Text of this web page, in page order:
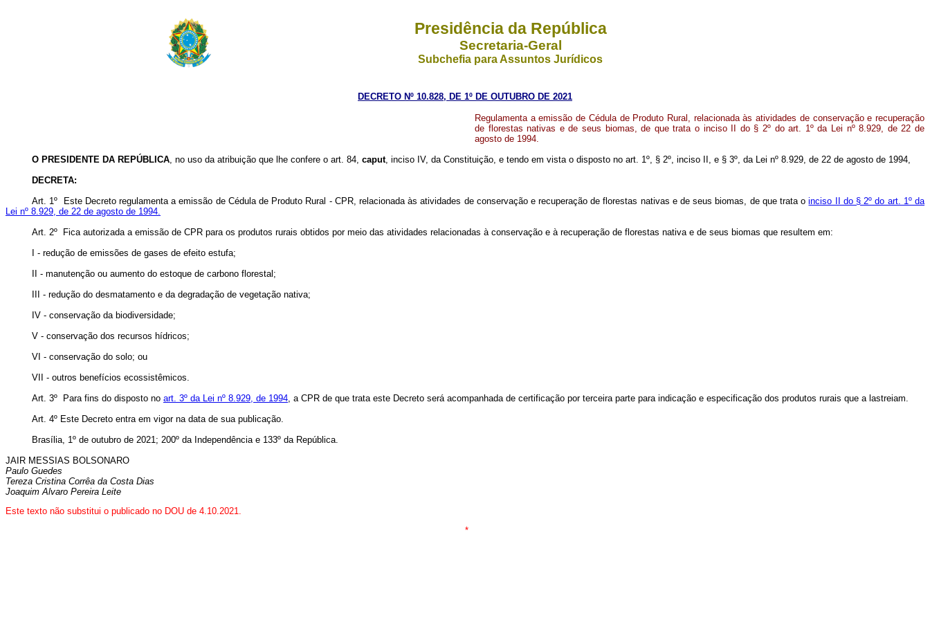
Presidência da República
Secretaria-Geral
Subchefia para Assuntos Jurídicos
DECRETO Nº 10.828, DE 1º DE OUTUBRO DE 2021
Regulamenta a emissão de Cédula de Produto Rural, relacionada às atividades de conservação e recuperação
de florestas nativas e de seus biomas, de que trata o inciso II do § 2º do art. 1º da Lei nº 8.929, de 22 de
agosto de 1994.
O PRESIDENTE DA REPÚBLICA, no uso da atribuição que lhe confere o art. 84, caput, inciso IV, da Constituição, e tendo em vista o disposto no art. 1º, § 2º, inciso II, e § 3º, da Lei nº 8.929, de 22 de agosto de 1994,
DECRETA:
Art. 1º Este Decreto regulamenta a emissão de Cédula de Produto Rural - CPR, relacionada às atividades de conservação e recuperação de florestas nativas e de seus biomas, de que trata oinciso II do § 2º do art. 1º da
Lei nº 8.929, de 22 de agosto de 1994.
Art. 2º Fica autorizada a emissão de CPR para os produtos rurais obtidos por meio das atividades relacionadas à conservação e à recuperação de florestas nativa e de seus biomas que resultem em:
I - redução de emissões de gases de efeito estufa;
II - manutenção ou aumento do estoque de carbono florestal;
III - redução do desmatamento e da degradação de vegetação nativa;
IV - conservação da biodiversidade;
V - conservação dos recursos hídricos;
VI - conservação do solo; ou
VII - outros benefícios ecossistêmicos.
Art. 3º Para fins do disposto no art. 3º da Lei nº 8.929, de 1994, a CPR de que trata este Decreto será acompanhada de certificação por terceira parte para indicação e especificação dos produtos rurais que a lastreiam.
Art. 4º Este Decreto entra em vigor na data de sua publicação.
Brasília, 1º de outubro de 2021; 200º da Independência e 133º da República.
JAIR MESSIAS BOLSONARO
Paulo Guedes
Tereza Cristina Corrêa da Costa Dias
Joaquim Alvaro Pereira Leite
Este texto não substitui o publicado no DOU de 4.10.2021.
*